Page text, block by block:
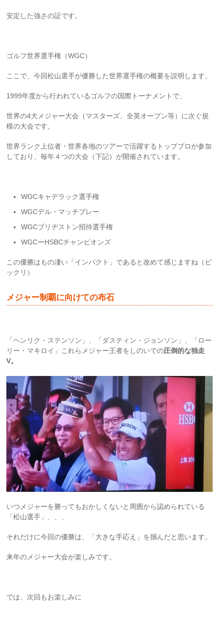
安定した強さの証です。
ゴルフ世界選手権（WGC）
ここで、今回松山選手が優勝した世界選手権の概要を説明します。
1999年度から行われているゴルフの国際トーナメントで、
世界の4大メジャー大会（マスターズ、全英オープン等）に次ぐ規
模の大会です。
世界ランク上位者・世界各地のツアーで活躍するトッププロが参加
しており、毎年４つの大会（下記）が開催されています。
WGCキャデラック選手権
WGCデル・マッチプレー
WGCブリヂストン招待選手権
WGCーHSBCチャンピオンズ
この優勝はもの凄い「インパクト」であると改めて感じますね（ビ
ックリ）
メジャー制覇に向けての布石
「ヘンリク・ステンソン」、「ダスティン・ジョンソン」、「ロー
リー・マキロイ」これらメジャー王者をしのいでの圧倒的な独走
V。
いつメジャーを勝ってもおかしくないと周囲から認められている
「松山選手」、、、
それだけに今回の優勝は、「大きな手応え」を掴んだと思います。
来年のメジャー大会が楽しみです。
では、次回もお楽しみに